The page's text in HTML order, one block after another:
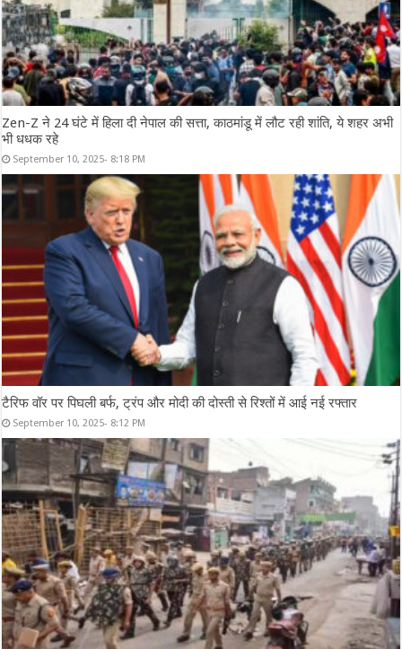
Zen-Z ने 24 घंटे में हिला दी नेपाल की सत्ता, काठमांडू में लौट रही शांति, ये शहर अभी
भी धधक रहे
September 10, 2025- 8:18 PM
टैरिफ वॉर पर पिघली बर्फ, ट्रंप और मोदी की दोस्ती से रिश्तों में आई नई रफ्तार
September 10, 2025- 8:12 PM